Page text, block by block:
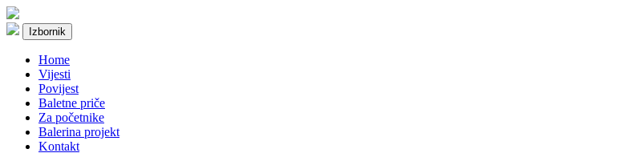
Izbornik
Home
Vijesti
Povijest
Baletne priče
Za početnike
Balerina projekt
Kontakt